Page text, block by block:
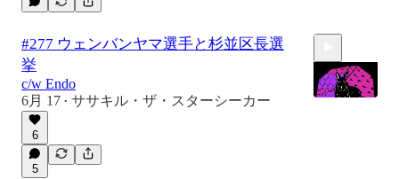
#277 ウェンバンヤマ選手と杉並区長選
挙
c/w Endo
6月 17 • ササキル・ザ・スターシーカー
6
5